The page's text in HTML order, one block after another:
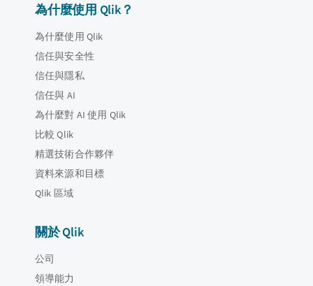
為什麼使用 Qlik？
為什麼使用 Qlik
信任與安全性
信任與隱私
信任與 AI
為什麼對 AI 使用 Qlik
比較 Qlik
精選技術合作夥伴
資料來源和目標
Qlik 區域
關於 Qlik
公司
領導能力